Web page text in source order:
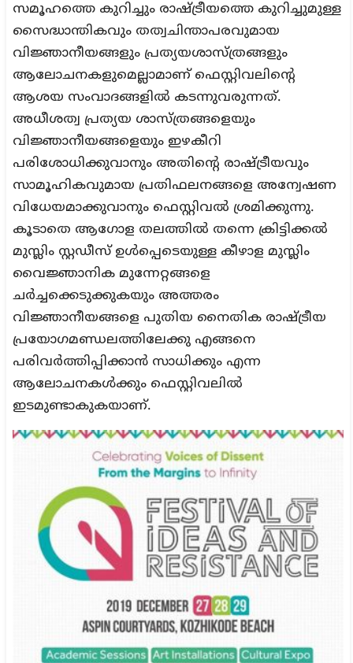
സമൂഹത്തെ കുറിച്ചും രാഷ്ട്രീയത്തെ കുറിച്ചുമുള്ള
സൈദ്ധാന്തികവും തത്വചിന്താപരവുമായ
വിജ്ഞാനീയങ്ങളും പ്രത്യയശാസ്ത്രങ്ങളും
ആലോചനകളുമെല്ലാമാണ് ഫെസ്റ്റിവലിന്റെ
ആശയ സംവാദങ്ങളിൽ കടന്നുവരുന്നത്.
അധീശത്വ പ്രത്യയ ശാസ്ത്രങ്ങളെയും
വിജ്ഞാനീയങ്ങളെയും ഇഴകീറി
പരിശോധിക്കുവാനും അതിന്റെ രാഷ്ട്രീയവും
സാമൂഹികവുമായ പ്രതിഫലനങ്ങളെ അന്വേഷണ
വിധേയമാക്കുവാനും ഫെസ്റ്റിവൽ ശ്രമിക്കുന്നു.
കൂടാതെ ആഗോള തലത്തിൽ തന്നെ ക്രിട്ടിക്കൽ
മുസ്ലിം സ്റ്റഡീസ് ഉൾപ്പെടെയുള്ള കീഴാള മുസ്ലിം
വൈജ്ഞാനിക മുന്നേറ്റങ്ങളെ
ചർച്ചക്കെടുക്കുകയും അത്തരം
വിജ്ഞാനീയങ്ങളെ പുതിയ നൈതിക രാഷ്ട്രീയ
പ്രയോഗമണ്ഡലത്തിലേക്കു എങ്ങനെ
പരിവർത്തിപ്പിക്കാൻ സാധിക്കും എന്ന
ആലോചനകൾക്കും ഫെസ്റ്റിവലിൽ
ഇടമുണ്ടാകുകയാണ്.